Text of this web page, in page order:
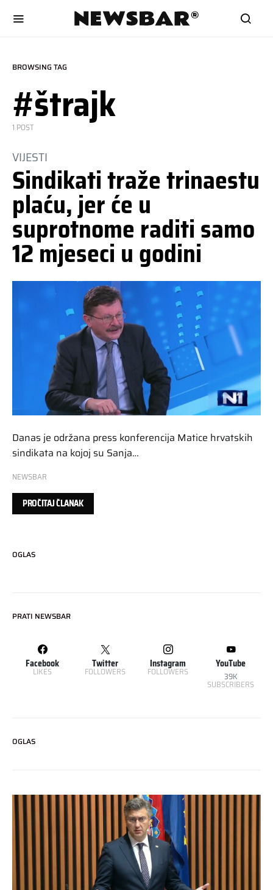
BROWSING TAG
#štrajk
1 POST
VIJESTI
Sindikati traže trinaestu
plaću, jer će u
suprotnome raditi samo
12 mjeseci u godini
Danas je održana press konferencija Matice hrvatskih
sindikata na kojoj su Sanja…
NEWSBAR
PROČITAJ ČLANAK
OGLAS
PRATI NEWSBAR
Facebook
LIKES
Twitter
FOLLOWERS
Instagram
FOLLOWERS
YouTube
39K
SUBSCRIBERS
OGLAS